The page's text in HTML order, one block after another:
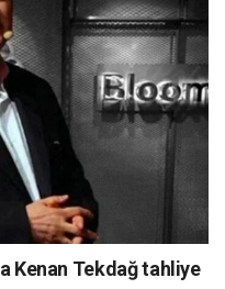
Kenan Tekdağ tahliye